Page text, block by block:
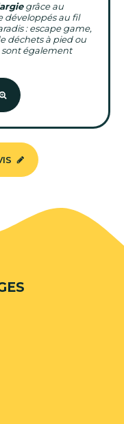
grâce au
développés au fil
: escape game,
déchets à pied ou
sont également